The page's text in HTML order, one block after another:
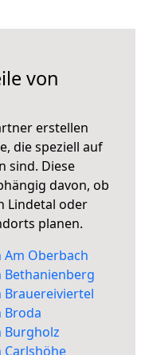
von
erstellen
die speziell auf
sind. Diese
davon, ob
Lindetal oder
planen.
Oberbach
Bethanienberg
Brauereiviertel
Broda
Burgholz